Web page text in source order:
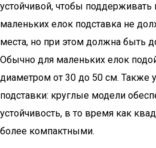
устойчивой, чтобы
маленьких елок подставка не
места, но при этом должна быть
Обычно для маленьких елок
диаметром от 30 до 50 см. Также
подставки: круглые модели
устойчивость, в то время как
более компактными.